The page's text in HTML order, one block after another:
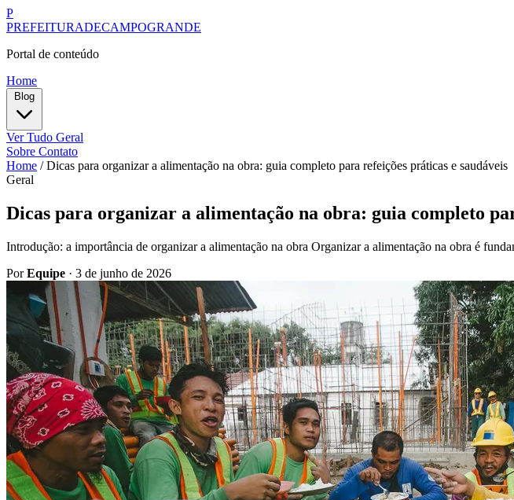
P
PREFEITURADECAMPOGRANDE
Portal de conteúdo
Home
Ver Tudo Geral
Sobre Contato
Home / Dicas para organizar a alimentação na obra: guia completo para refeições práticas e saudáveis
Geral
Dicas para organizar a alimentação na obra: guia completo
Introdução: a importância de organizar a alimentação na obra Organizar a alimentação na obra é
PorEquipe · 3 de junho de 2026